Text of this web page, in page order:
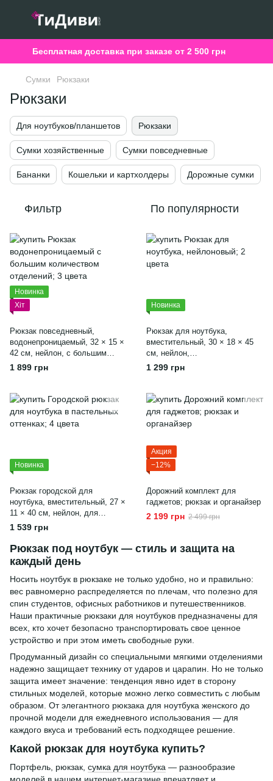
Бесплатная доставка при заказе от 2 500 грн
Сумки Рюкзаки
Рюкзаки
Для ноутбуков/планшетов Рюкзаки
Сумки хозяйственные Сумки повседневные
Бананки Кошельки и картхолдеры Дорожные сумки
Фильтр По популярности
Новинка
Хіт
Рюкзак повседневный,
водонепроницаемый, 32 × 15 ×
42 см, нейлон, с большим
количеством карманов, черный
1 899 грн
Новинка
Рюкзак для ноутбука,
вместительный, 30 × 18 × 45
см, нейлон,
водонепроницаемый, серый
1 299 грн
Новинка
Рюкзак городской для
ноутбука, вместительный, 27 ×
11 × 40 см, нейлон, для
ежедневного использования,
розовый
1 539 грн
Акция
−12%
Дорожний комплект для
гаджетов; рюкзак и органайзер
2 199 грн 2 499 грн
Рюкзак под ноутбук — стиль и защита на
каждый день
Носить ноутбук в рюкзаке не только удобно, но и правильно:
вес равномерно распределяется по плечам, что полезно для
спин студентов, офисных работников и путешественников.
Наши практичные рюкзаки для ноутбуков предназначены для
всех, кто хочет безопасно транспортировать свое ценное
устройство и при этом иметь свободные руки.
Продуманный дизайн со специальными мягкими отделениями
надежно защищает технику от ударов и царапин. Но не только
защита имеет значение: тенденция явно идет в сторону
стильных моделей, которые можно легко совместить с любым
образом. От элегантного рюкзака для ноутбука женского до
прочной модели для ежедневного использования — для
каждого вкуса и требований есть подходящее решение.
Какой рюкзак для ноутбука купить?
Портфель, рюкзак, сумка для ноутбука — разнообразие
моделей в нашем интернет-магазине впечатляет и